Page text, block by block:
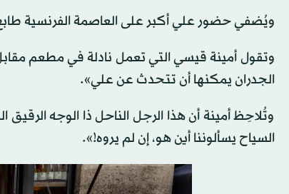
ويُضفي حضور علي أكبر على العاصمة الفرنسية
الجدران يمكنها أن تتحدث عن علي».
وتُلاحِظ أمينة أن هذا الرجل الناحل ذا الوجه
السياح يسألوننا أين هو، إن لم يروه!».